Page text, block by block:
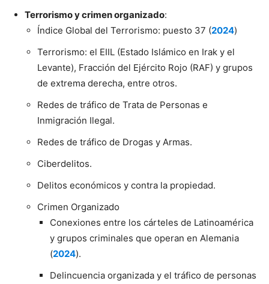
Terrorismo y crimen organizado:
Índice Global del Terrorismo: puesto 37 (2024)
Terrorismo: el EIIL (Estado Islámico en Irak y el
Levante), Fracción del Ejército Rojo (RAF) y grupos
de extrema derecha, entre otros.
Redes de tráfico de Trata de Personas e
Inmigración Ilegal.
Redes de tráfico de Drogas y Armas.
Ciberdelitos.
Delitos económicos y contra la propiedad.
Crimen Organizado
Conexiones entre los cárteles de Latinoamérica
y grupos criminales que operan en Alemania
(2024).
Delincuencia organizada y el tráfico de personas